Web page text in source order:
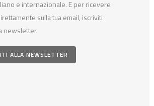
e internazionale. E per ricevere
sulla tua email, iscriviti
newsletter.
ALLA NEWSLETTER